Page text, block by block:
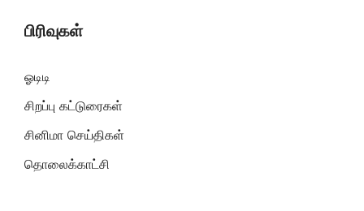
பிரிவுகள்
ஓடிடி
சிறப்பு கட்டுரைகள்
சினிமா செய்திகள்
தொலைக்காட்சி